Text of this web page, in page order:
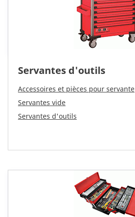
Servantes d'outils
Accessoires et pièces pour servante
Servantes vide
Servantes d'outils